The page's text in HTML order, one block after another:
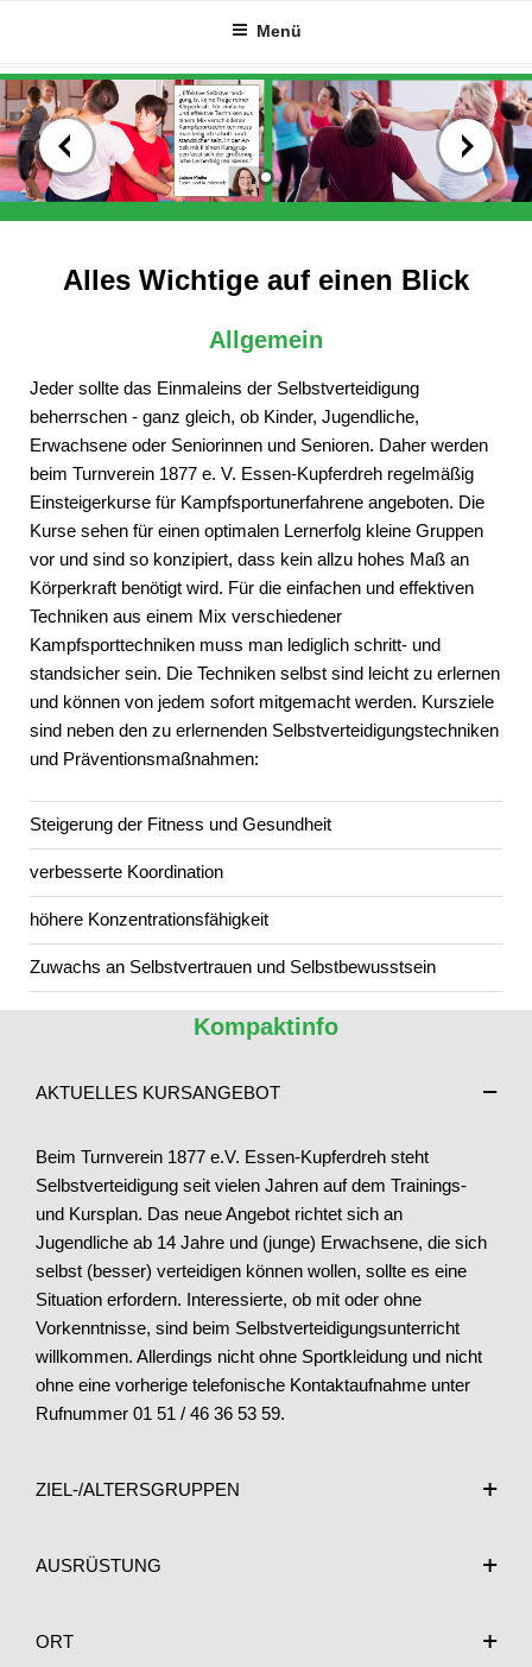
springen
Menü
Alles Wichtige auf einen Blick
Allgemein
Jeder sollte das Einmaleins der Selbstverteidigung
beherrschen - ganz gleich, ob Kinder, Jugendliche,
Erwachsene oder Seniorinnen und Senioren. Daher werden
beim Turnverein 1877 e. V. Essen-Kupferdreh regelmäßig
Einsteigerkurse für Kampfsportunerfahrene angeboten. Die
Kurse sehen für einen optimalen Lernerfolg kleine Gruppen
vor und sind so konzipiert, dass kein allzu hohes Maß an
Körperkraft benötigt wird. Für die einfachen und effektiven
Techniken aus einem Mix verschiedener
Kampfsporttechniken muss man lediglich schritt- und
standsicher sein. Die Techniken selbst sind leicht zu erlernen
und können von jedem sofort mitgemacht werden. Kursziele
sind neben den zu erlernenden Selbstverteidigungstechniken
und Präventionsmaßnahmen:
Steigerung der Fitness und Gesundheit
verbesserte Koordination
höhere Konzentrationsfähigkeit
Zuwachs an Selbstvertrauen und Selbstbewusstsein
Kompaktinfo
AKTUELLES KURSANGEBOT
Beim Turnverein 1877 e.V. Essen-Kupferdreh steht
Selbstverteidigung seit vielen Jahren auf dem Trainings-
und Kursplan. Das neue Angebot richtet sich an
Jugendliche ab 14 Jahre und (junge) Erwachsene, die sich
selbst (besser) verteidigen können wollen, sollte es eine
Situation erfordern. Interessierte, ob mit oder ohne
Vorkenntnisse, sind beim Selbstverteidigungsunterricht
willkommen. Allerdings nicht ohne Sportkleidung und nicht
ohne eine vorherige telefonische Kontaktaufnahme unter
Rufnummer 01 51 / 46 36 53 59.
ZIEL-/ALTERSGRUPPEN
AUSRÜSTUNG
ORT